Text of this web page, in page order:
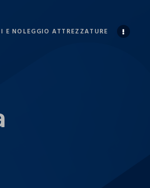
E NOLEGGIO ATTREZZATURE